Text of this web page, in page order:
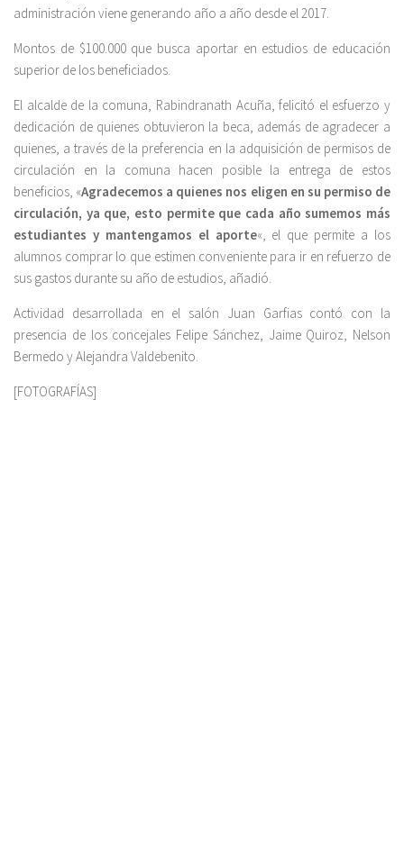
administración viene generando año a año desde el 2017.
Montos de $100.000 que busca aportar en estudios de educación
superior de los beneficiados.
El alcalde de la comuna, Rabindranath Acuña, felicitó el esfuerzo y
dedicación de quienes obtuvieron la beca, además de agradecer a
quienes, a través de la preferencia en la adquisición de permisos de
circulación en la comuna hacen posible la entrega de estos
beneficios, «Agradecemos a quienes nos eligen en su permiso de
circulación, ya que, esto permite que cada año sumemos más
estudiantes y mantengamos el aporte«, el que permite a los
alumnos comprar lo que estimen conveniente para ir en refuerzo de
sus gastos durante su año de estudios, añadió.
Actividad desarrollada en el salón Juan Garfias contó con la
presencia de los concejales Felipe Sánchez, Jaime Quiroz, Nelson
Bermedo y Alejandra Valdebenito.
[FOTOGRAFÍAS]